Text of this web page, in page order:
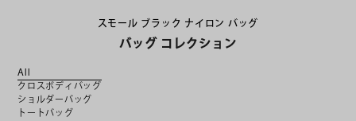
スモール ブラック ナイロン バッグ
バッグ コレクション
All
クロスボディバッグ
ショルダーバッグ
トートバッグ